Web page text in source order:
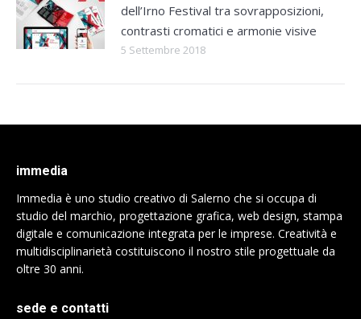
dell’Irno Festival tra sovrapposizioni,
contrasti cromatici e armonie visive
5 Settembre 2018
immedia
Immedia è uno studio creativo di Salerno che si occupa di
studio del marchio, progettazione grafica, web design, stampa
digitale e comunicazione integrata per le imprese. Creatività e
multidisciplinarietà costituiscono il nostro stile progettuale da
oltre 30 anni.
sede e contatti